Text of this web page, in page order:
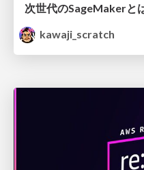
次世代のSageMakerと
kawaji_scratch